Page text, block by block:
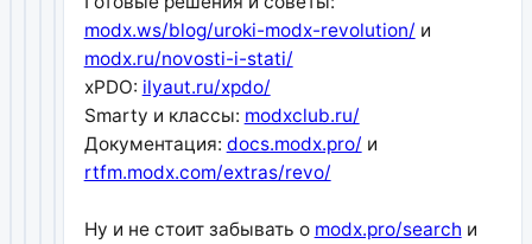
modx.ws/blog/uroki-modx-revolution/ и
modx.ru/novosti-i-stati/
xPDO: ilyaut.ru/xpdo/
Smarty и классы: modxclub.ru/
Документация: docs.modx.pro/ и
rtfm.modx.com/extras/revo/
Ну и не стоит забывать о modx.pro/search и